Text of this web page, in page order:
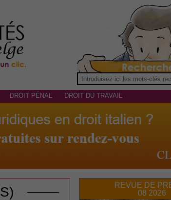
DROIT PÉNAL DROIT DU TRAVAIL
REVUE DE
08 2026